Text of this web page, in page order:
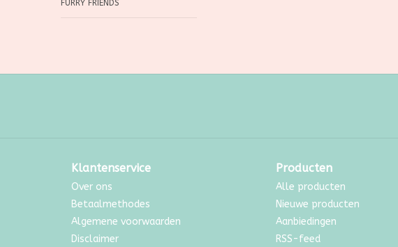
FURRY FRIENDS
Klantenservice
Over ons
Betaalmethodes
Algemene voorwaarden
Disclaimer
Producten
Alle producten
Nieuwe producten
Aanbiedingen
RSS-feed